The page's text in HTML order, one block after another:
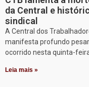
da Central e
sindical
A Central dos
manifesta profundo
ocorrido nesta quinta-
Leia mais »